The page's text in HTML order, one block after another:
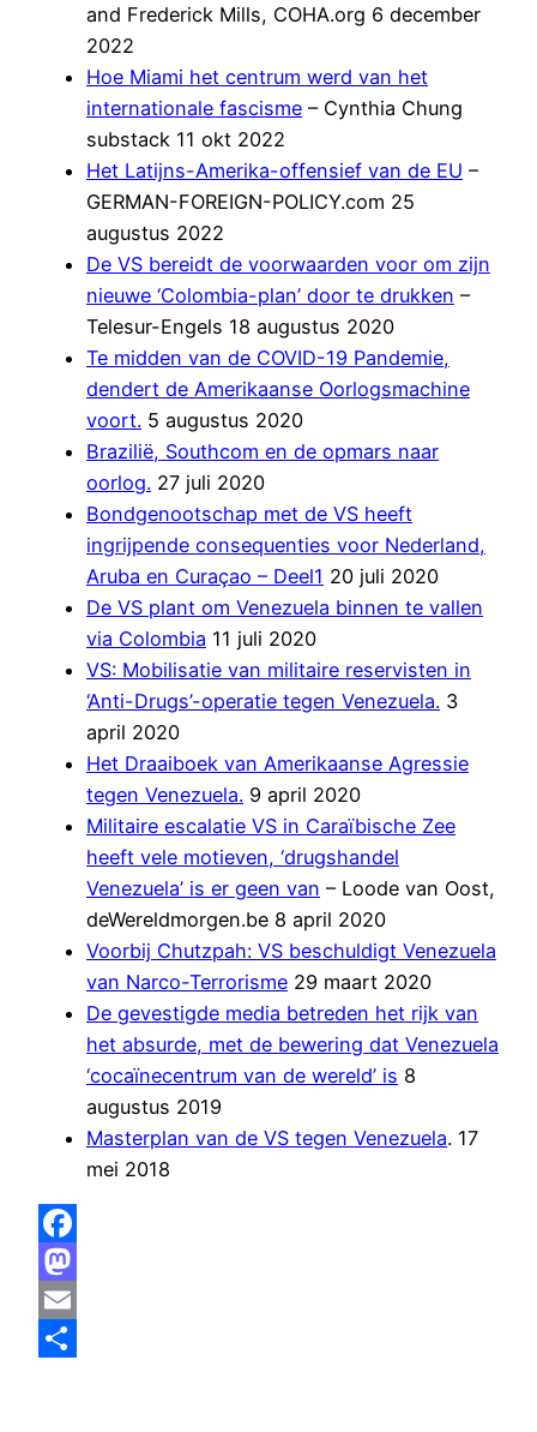
and Frederick Mills, COHA.org 6 december
2022
Hoe Miami het centrum werd van het
internationale fascisme – Cynthia Chung
substack 11 okt 2022
Het Latijns-Amerika-offensief van de EU –
GERMAN-FOREIGN-POLICY.com 25
augustus 2022
De VS bereidt de voorwaarden voor om zijn
nieuwe ‘Colombia-plan’ door te drukken –
Telesur-Engels 18 augustus 2020
Te midden van de COVID-19 Pandemie,
dendert de Amerikaanse Oorlogsmachine
voort. 5 augustus 2020
Brazilië, Southcom en de opmars naar
oorlog. 27 juli 2020
Bondgenootschap met de VS heeft
ingrijpende consequenties voor Nederland,
Aruba en Curaçao – Deel1 20 juli 2020
De VS plant om Venezuela binnen te vallen
via Colombia 11 juli 2020
VS: Mobilisatie van militaire reservisten in
‘Anti-Drugs’-operatie tegen Venezuela. 3
april 2020
Het Draaiboek van Amerikaanse Agressie
tegen Venezuela. 9 april 2020
Militaire escalatie VS in Caraïbische Zee
heeft vele motieven, ‘drugshandel
Venezuela’ is er geen van – Loode van Oost,
deWereldmorgen.be 8 april 2020
Voorbij Chutzpah: VS beschuldigt Venezuela
van Narco-Terrorisme 29 maart 2020
De gevestigde media betreden het rijk van
het absurde, met de bewering dat Venezuela
‘cocaïnecentrum van de wereld’ is 8
augustus 2019
Masterplan van de VS tegen Venezuela. 17
mei 2018
Facebook
Mastodon
Email